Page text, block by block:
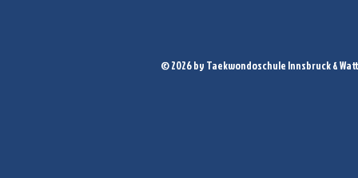
© 2026 by Taekwondoschule Innsbruck &